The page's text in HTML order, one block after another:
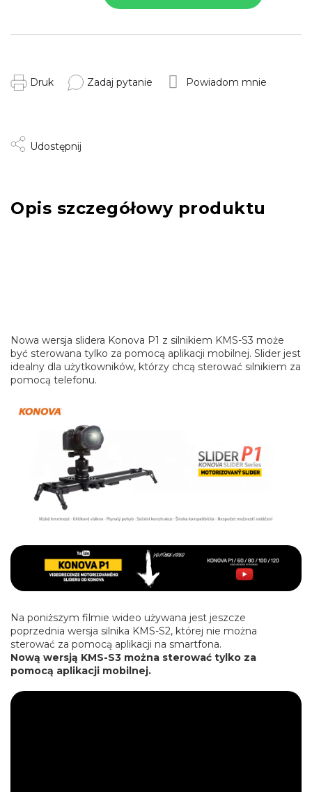
Druk Zadaj pytanie Powiadom mnie
Udostępnij
Opis szczegółowy produktu
Nowa wersja slidera Konova P1 z silnikiem KMS-S3 może
być sterowana tylko za pomocą aplikacji mobilnej. Slider jest
idealny dla użytkowników, którzy chcą sterować silnikiem za
pomocą telefonu.
Na poniższym filmie wideo używana jest jeszcze
poprzednia wersja silnika KMS-S2, której nie można
sterować za pomocą aplikacji na smartfona.
Nową wersją KMS-S3 można sterować tylko za
pomocą aplikacji mobilnej.